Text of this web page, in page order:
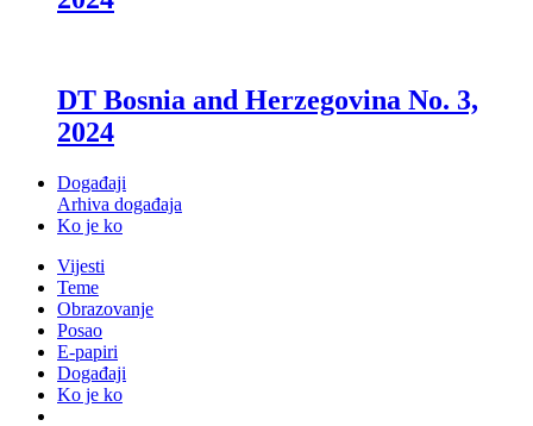
DT Bosnia and Herzegovina No. 3,
2024
Događaji
Arhiva događaja
Ko je ko
Vijesti
Teme
Obrazovanje
Posao
E-papiri
Događaji
Ko je ko